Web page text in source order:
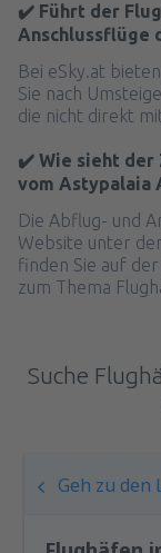
✔️ Führt der
Anschlussflüge
Bei eSky.at
Sie nach
die nicht direkt
✔️ Wie sieht der
vom Astypalaia
Die Abflug- und
Website unter
finden Sie auf
zum Thema
Suche
Geh zu den